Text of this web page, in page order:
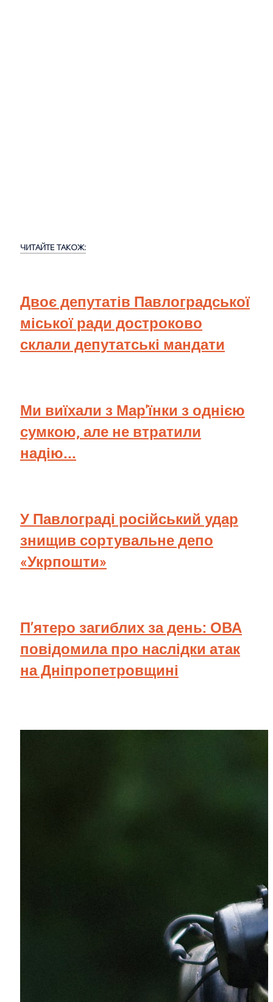
ЧИТАЙТЕ ТАКОЖ:
Двоє депутатів Павлоградської
міської ради достроково
склали депутатські мандати
Ми виїхали з Мар'їнки з однією
сумкою, але не втратили
надію...
У Павлограді російський удар
знищив сортувальне депо
«Укрпошти»
П’ятеро загиблих за день: ОВА
повідомила про наслідки атак
на Дніпропетровщині